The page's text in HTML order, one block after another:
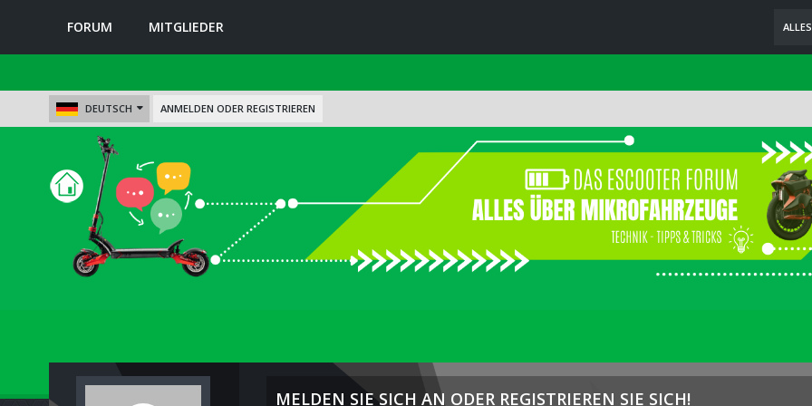
FORUM MITGLIEDER ALLES
DEUTSCH ANMELDEN ODER REGISTRIEREN
MELDEN SIE SICH AN ODER REGISTRIEREN SIE SICH!